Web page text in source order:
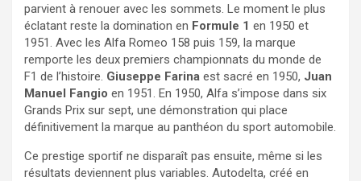
parvient à renouer avec les sommets. Le moment le plus
éclatant reste la domination en Formule 1 en 1950 et
1951. Avec les Alfa Romeo 158 puis 159, la marque
remporte les deux premiers championnats du monde de
F1 de l’histoire. Giuseppe Farina est sacré en 1950, Juan
Manuel Fangio en 1951. En 1950, Alfa s’impose dans six
Grands Prix sur sept, une démonstration qui place
définitivement la marque au panthéon du sport automobile.
Ce prestige sportif ne disparaît pas ensuite, même si les
résultats deviennent plus variables. Autodelta, créé en